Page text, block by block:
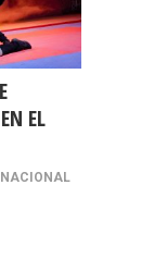
EL
NACIONAL